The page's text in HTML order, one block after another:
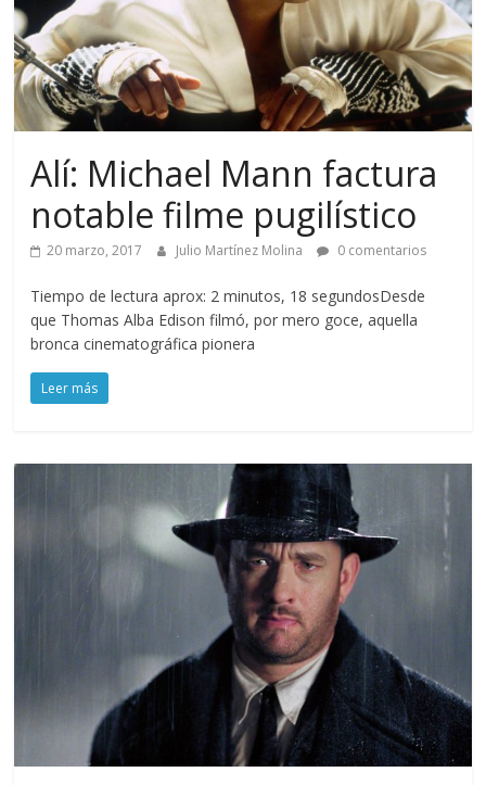
Alí: Michael Mann factura
notable filme pugilístico
20 marzo, 2017 Julio Martínez Molina 0 comentarios
Tiempo de lectura aprox: 2 minutos, 18 segundosDesde
que Thomas Alba Edison filmó, por mero goce, aquella
bronca cinematográfica pionera
Leer más